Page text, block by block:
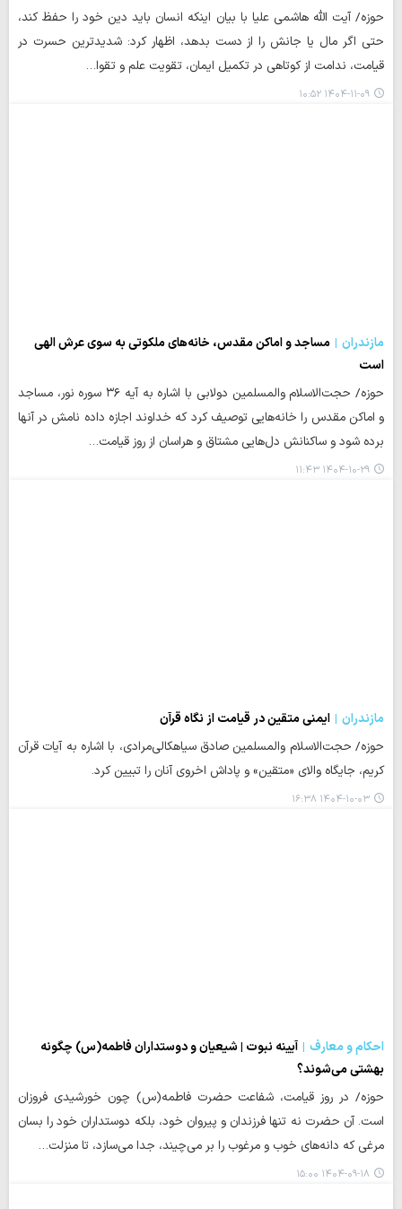
حوزه/ آیت الله هاشمی علیا با بیان اینکه انسان باید دین خود را حفظ کند،
حتی اگر مال یا جانش را از دست بدهد، اظهار کرد: شدیدترین حسرت در
قیامت، ندامت از کوتاهی در تکمیل ایمان، تقویت علم و تقوا…
۱۴۰۴-۱۱-۰۹ ۱۰:۵۲
مازندران
مساجد و اماکن مقدس، خانه‌های ملکوتی به سوی عرش الهی
است
حوزه/ حجت‌الاسلام والمسلمین دولابی با اشاره به آیه ۳۶ سوره نور، مساجد
و اماکن مقدس را خانه‌هایی توصیف کرد که خداوند اجازه داده نامش در آنها
برده شود و ساکنانش دل‌هایی مشتاق و هراسان از روز قیامت…
۱۴۰۴-۱۰-۲۹ ۱۱:۴۳
مازندران
ایمنی متقین در قیامت از نگاه قرآن
حوزه/ حجت‌الاسلام والمسلمین صادق سیاهکالی‌مرادی، با اشاره به آیات قرآن
کریم، جایگاه والای «متقین» و پاداش اخروی آنان را تبیین کرد.
۱۴۰۴-۱۰-۰۳ ۱۶:۳۸
احکام و معارف
آیینه نبوت | شیعیان و دوستداران فاطمه(س) چگونه
بهشتی می‌شوند؟
حوزه/ در روز قیامت، شفاعت حضرت فاطمه(س) چون خورشیدی فروزان
است. آن حضرت نه تنها فرزندان و پیروان خود، بلکه دوستداران خود را بسان
مرغی که دانه‌های خوب و مرغوب را بر می‌چیند، جدا می‌سازد، تا منزلت…
۱۴۰۴-۰۹-۱۸ ۱۵:۰۰